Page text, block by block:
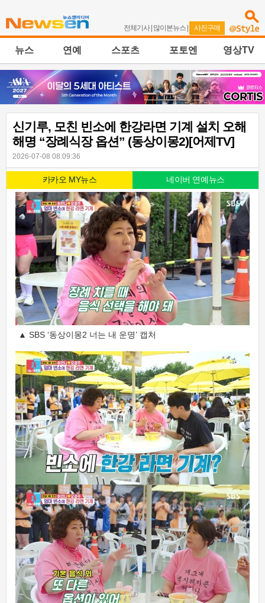
전체기사| 많이본뉴스 | 사진구매
뉴스 연예 스포츠 포토엔 영상TV
신기루, 모친 빈소에 한강라면 기계 설치 오해
해명 “장례식장 옵션” (동상이몽2)[어제TV]
2026-07-08 08:09:36
카카오 MY뉴스 네이버 연예뉴스
▲ SBS ‘동상이몽2 너는 내 운명’ 캡처